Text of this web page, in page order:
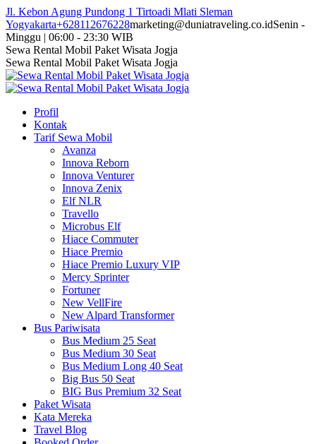
Skip
to
content
Jl. Kebon Agung Pundong 1 Tirtoadi Mlati Sleman
Yogyakarta+628112676228marketing@duniatraveling.co.idSenin -
Minggu | 06:00 - 23:30 WIB
Facebook
page
opens
in
window
Twitter
page
opens
in
window
Instagram
page
opens
in
window
YouTube
page
opens
in
window
Sewa Rental Mobil Paket Wisata Jogja
Sewa Rental Mobil Paket Wisata Jogja
Profil
Kontak
Tarif Sewa Mobil
Avanza
Innova Reborn
Innova Venturer
Innova Zenix
Elf NLR
Travello
Microbus Elf
Hiace Commuter
Hiace Premio
Hiace Premio Luxury VIP
Mercy Sprinter
Fortuner
New VellFire
New Alpard Transformer
Bus Pariwisata
Bus Medium 25 Seat
Bus Medium 30 Seat
Bus Medium Long 40 Seat
Big Bus 50 Seat
BIG Bus Premium 32 Seat
Paket Wisata
Kata Mereka
Travel Blog